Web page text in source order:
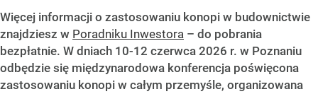
Więcej informacji o zastosowaniu konopi w budownictwie
znajdziesz w Poradniku Inwestora – do pobrania
bezpłatnie. W dniach 10-12 czerwca 2026 r. w Poznaniu
odbędzie się międzynarodowa konferencja poświęcona
zastosowaniu konopi w całym przemyśle, organizowana